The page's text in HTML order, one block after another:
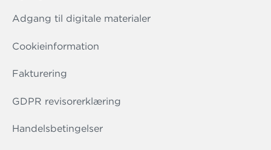
Adgang til digitale materialer
Cookieinformation
Fakturering
GDPR revisorerklæring
Handelsbetingelser